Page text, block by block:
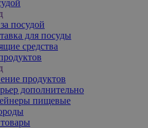
посудой
для посуды
средства
продуктов
дополнительно
пищевые